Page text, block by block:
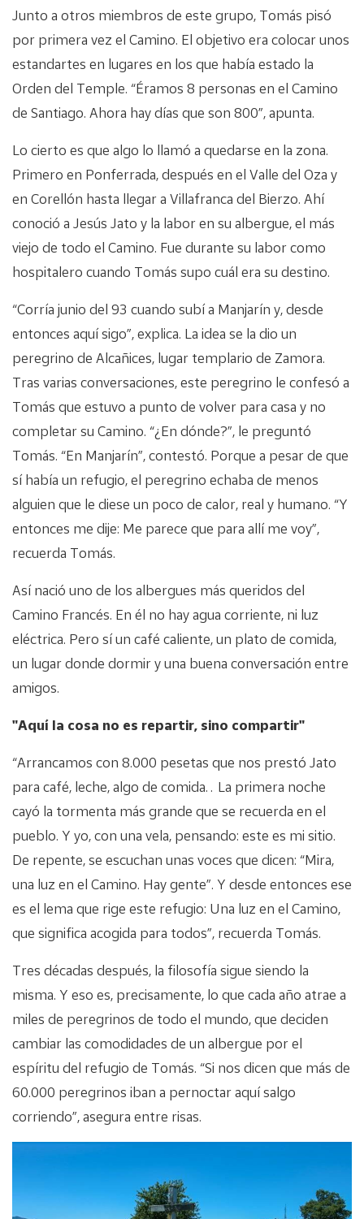
Junto a otros miembros de este grupo, Tomás pisó
por primera vez el Camino. El objetivo era colocar unos
estandartes en lugares en los que había estado la
Orden del Temple. “Éramos 8 personas en el Camino
de Santiago. Ahora hay días que son 800”, apunta.
Lo cierto es que algo lo llamó a quedarse en la zona.
Primero en Ponferrada, después en el Valle del Oza y
en Corellón hasta llegar a Villafranca del Bierzo. Ahí
conoció a Jesús Jato y la labor en su albergue, el más
viejo de todo el Camino. Fue durante su labor como
hospitalero cuando Tomás supo cuál era su destino.
“Corría junio del 93 cuando subí a Manjarín y, desde
entonces aquí sigo”, explica. La idea se la dio un
peregrino de Alcañices, lugar templario de Zamora.
Tras varias conversaciones, este peregrino le confesó a
Tomás que estuvo a punto de volver para casa y no
completar su Camino. “¿En dónde?”, le preguntó
Tomás. “En Manjarín”, contestó. Porque a pesar de que
sí había un refugio, el peregrino echaba de menos
alguien que le diese un poco de calor, real y humano. “Y
entonces me dije: Me parece que para allí me voy”,
recuerda Tomás.
Así nació uno de los albergues más queridos del
Camino Francés. En él no hay agua corriente, ni luz
eléctrica. Pero sí un café caliente, un plato de comida,
un lugar donde dormir y una buena conversación entre
amigos.
"Aquí la cosa no es repartir, sino compartir"
“Arrancamos con 8.000 pesetas que nos prestó Jato
para café, leche, algo de comida… La primera noche
cayó la tormenta más grande que se recuerda en el
pueblo. Y yo, con una vela, pensando: este es mi sitio.
De repente, se escuchan unas voces que dicen: “Mira,
una luz en el Camino. Hay gente”. Y desde entonces ese
es el lema que rige este refugio: Una luz en el Camino,
que significa acogida para todos”, recuerda Tomás.
Tres décadas después, la filosofía sigue siendo la
misma. Y eso es, precisamente, lo que cada año atrae a
miles de peregrinos de todo el mundo, que deciden
cambiar las comodidades de un albergue por el
espíritu del refugio de Tomás. “Si nos dicen que más de
60.000 peregrinos iban a pernoctar aquí salgo
corriendo”, asegura entre risas.